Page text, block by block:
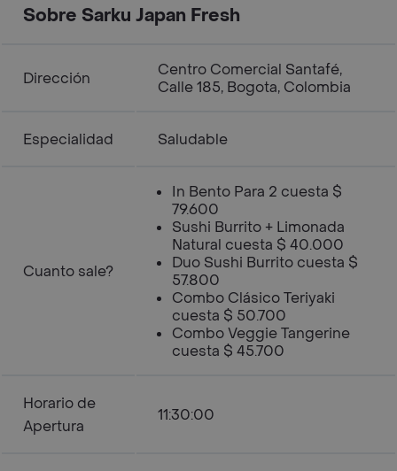
Sobre Sarku Japan Fresh
Dirección
Centro Comercial Santafé,
Calle 185, Bogota, Colombia
Especialidad Saludable
Cuanto sale?
In Bento Para 2 cuesta $
79.600
Sushi Burrito + Limonada
Natural cuesta $ 40.000
Duo Sushi Burrito cuesta $
57.800
Combo Clásico Teriyaki
cuesta $ 50.700
Combo Veggie Tangerine
cuesta $ 45.700
Horario de
Apertura
11:30:00